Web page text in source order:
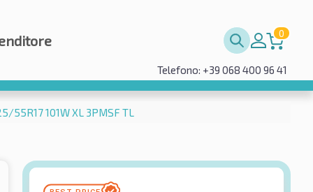
0
Telefono: +39 068 400 96 41
55R17 101W XL 3PMSF TL